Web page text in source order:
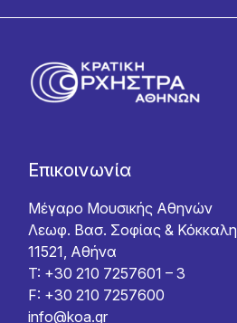
Επικοινωνία
Μέγαρο Μουσικής Αθηνών
Λεωφ. Βασ. Σοφίας & Κόκκαλη
11521, Αθήνα
T: +30 210 7257601 – 3
F: +30 210 7257600
info@koa.gr